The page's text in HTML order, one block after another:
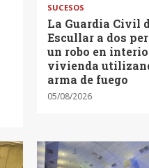
SUCESOS
La Guardia Civil
Escullar a dos
un robo en
vivienda
arma de fuego
05/08/2026